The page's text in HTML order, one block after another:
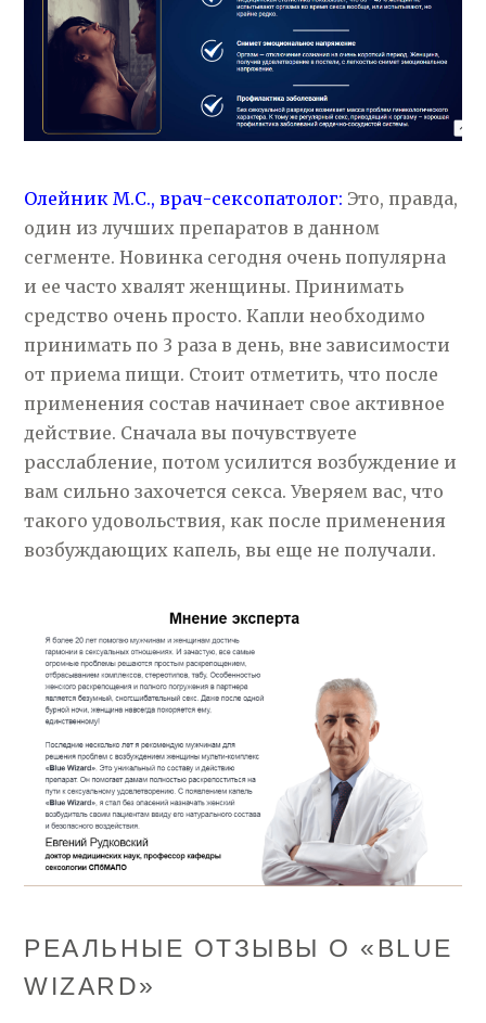
Олейник М.С., врач-сексопатолог: Это, правда,
один из лучших препаратов в данном
сегменте. Новинка сегодня очень популярна
и ее часто хвалят женщины. Принимать
средство очень просто. Капли необходимо
принимать по 3 раза в день, вне зависимости
от приема пищи. Стоит отметить, что после
применения состав начинает свое активное
действие. Сначала вы почувствуете
расслабление, потом усилится возбуждение и
вам сильно захочется секса. Уверяем вас, что
такого удовольствия, как после применения
возбуждающих капель, вы еще не получали.
РЕАЛЬНЫЕ ОТЗЫВЫ О «BLUE
WIZARD»